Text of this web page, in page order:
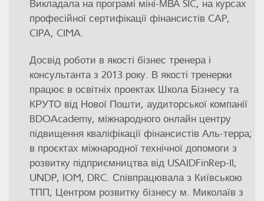
Викладала на програмі міні-МВА SIC, на курсах
професійної сертифікації фінансистів CAP,
CIPA, CIMA.
Досвід роботи в якості бізнес тренера і
консультанта з 2013 року. В якості тренерки
працює в освітніх проектах Школа Бізнесу та
КРУТО від Нової Пошти, аудиторської компанії
BDOAcademy, міжнародного онлайн центру
підвищення кваліфікації фінансистів Аль-терра;
в проєктах міжнародної технічної допомоги з
розвитку підприємництва від USAIDFinRep-II,
UNDP, IOM, DRC. Співпрацювала з Київською
ТПП, Центром розвитку бізнесу м. Миколаїв з